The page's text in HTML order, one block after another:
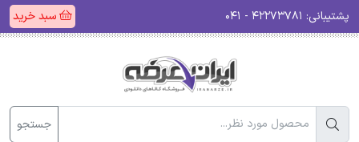
پشتیبانی: سبد خرید
جستجو